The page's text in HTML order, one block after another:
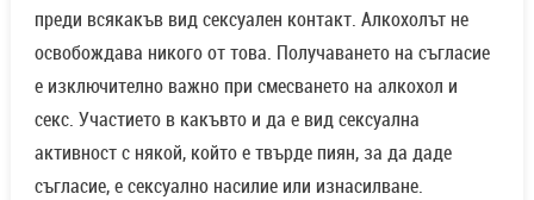
преди всякакъв вид сексуален контакт. Алкохолът не
освобождава никого от това. Получаването на съгласие
е изключително важно при смесването на алкохол и
секс. Участието в какъвто и да е вид сексуална
активност с някой, който е твърде пиян, за да даде
съгласие, е сексуално насилие или изнасилване.